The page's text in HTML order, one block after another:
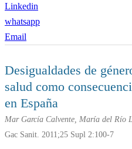
Linkedin
whatsapp
Email
Desigualdades de
salud como
en España
Mar García Calvente, María del Río
Gac Sanit. 2011;25 Supl 2:100-7